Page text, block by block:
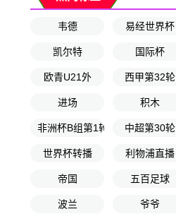
韦德 易经世界杯
凯尔特 国际杯
欧青U21外 西甲第32轮
进场 积木
非洲杯B组第1轮 中超第30轮
世界杯转播 利物浦直播
帝国 五百足球
波兰 爷爷